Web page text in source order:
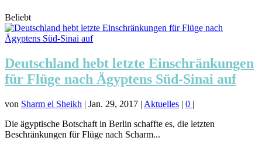
Beliebt
Deutschland hebt letzte Einschränkungen
für Flüge nach Ägyptens Süd-Sinai auf
von Sharm el Sheikh | Jan. 29, 2017 | Aktuelles | 0 |
Die ägyptische Botschaft in Berlin schaffte es, die letzten
Beschränkungen für Flüge nach Scharm...